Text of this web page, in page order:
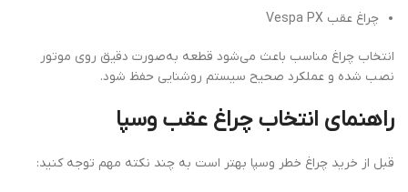
چراغ عقب Vespa PX
انتخاب چراغ مناسب باعث می‌شود قطعه به‌صورت دقیق روی موتور
نصب شده و عملکرد صحیح سیستم روشنایی حفظ شود.
راهنمای انتخاب چراغ عقب وسپا
قبل از خرید چراغ خطر وسپا بهتر است به چند نکته مهم توجه کنید: